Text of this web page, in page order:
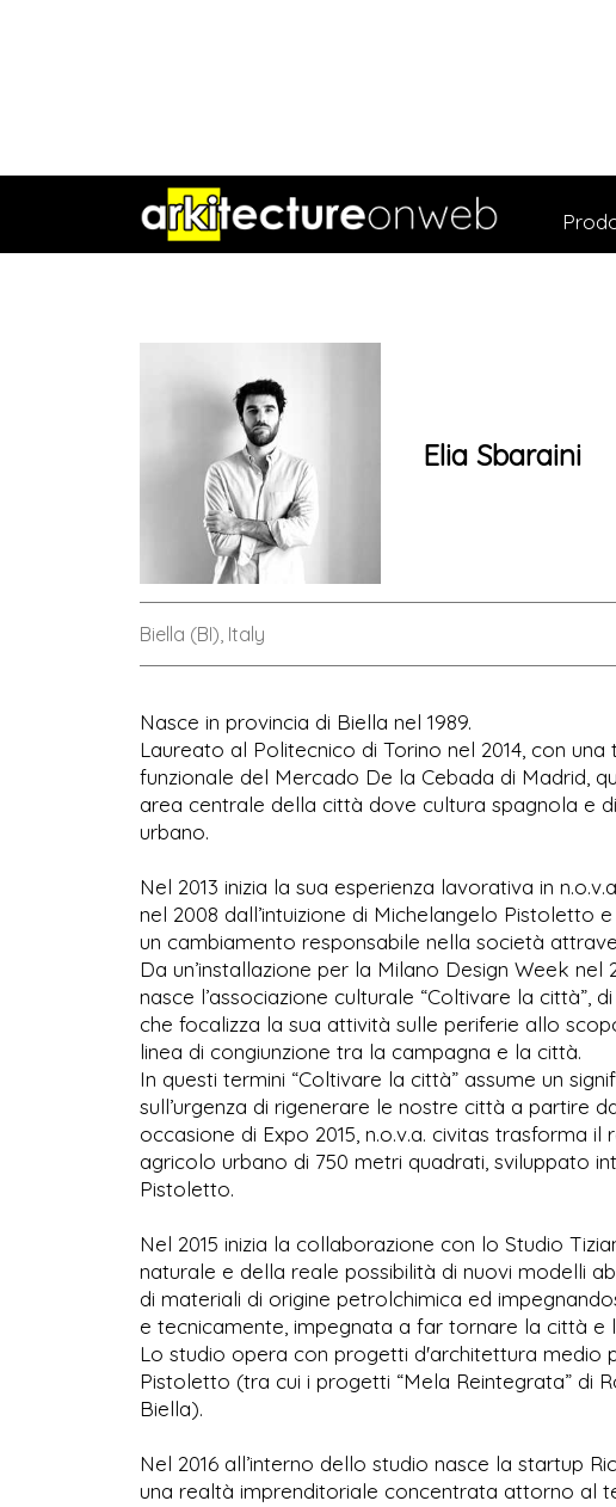
Elia Sbaraini
Biella (BI), Italy
Nasce in provincia di Biella nel 1989.
Laureato al Politecnico di Torino nel 2014, con
funzionale del Mercado De la Cebada di Madrid,
area centrale della città dove cultura spagnola e
urbano.
Nel 2013 inizia la sua esperienza lavorativa in
nel 2008 dall’intuizione di Michelangelo Pistoletto
un cambiamento responsabile nella società
Da un’installazione per la Milano Design Week
nasce l’associazione culturale “Coltivare la
che focalizza la sua attività sulle periferie allo
linea di congiunzione tra la campagna e la città.
In questi termini “Coltivare la città” assume un
sull’urgenza di rigenerare le nostre città a partire
occasione di Expo 2015, n.o.v.a. civitas trasforma
agricolo urbano di 750 metri quadrati, sviluppato
Pistoletto.
Nel 2015 inizia la collaborazione con lo Studio
naturale e della reale possibilità di nuovi modelli
di materiali di origine petrolchimica ed
e tecnicamente, impegnata a far tornare la città e
Lo studio opera con progetti d'architettura medio
Pistoletto (tra cui i progetti “Mela Reintegrata” di
Biella).
Nel 2016 all’interno dello studio nasce la startup
una realtà imprenditoriale concentrata attorno al